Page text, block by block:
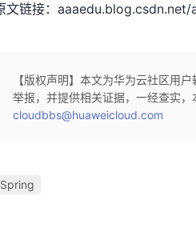
文链接：
【版权声明】本文为华为云社区用
举报，并提供相关证据，一经查实，
cloudbbs@huaweicloud.com
Spring